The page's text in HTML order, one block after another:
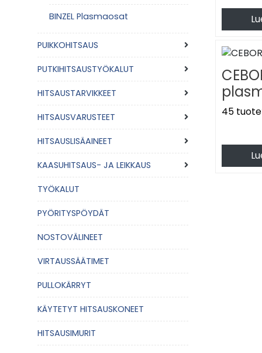
BINZEL Plasmaosat
PUIKKOHITSAUS
PUTKIHITSAUSTYÖKALUT
HITSAUSTARVIKKEET
HITSAUSVARUSTEET
HITSAUSLISÄAINEET
KAASUHITSAUS- JA LEIKKAUS
TYÖKALUT
PYÖRITYSPÖYDÄT
NOSTOVÄLINEET
VIRTAUSSÄÄTIMET
PULLOKÄRRYT
KÄYTETYT HITSAUSKONEET
HITSAUSIMURIT
Yksi
Tehokas
hionnalle
CEBORA
45